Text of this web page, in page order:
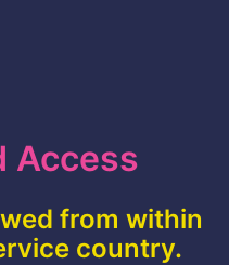
Access
from within
country.